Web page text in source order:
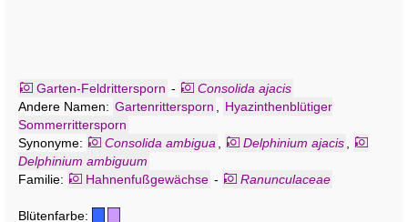
Garten-Feldrittersporn -
Consolida ajacis
Andere Namen: Gartenrittersporn
Hyazinthenblütiger
Sommerrittersporn
Synonyme:
Consolida ambigua Delphinium ajacis
Delphinium ambiguum
Familie:
Hahnenfußgewächse - Ranunculaceae
Blütenfarbe: